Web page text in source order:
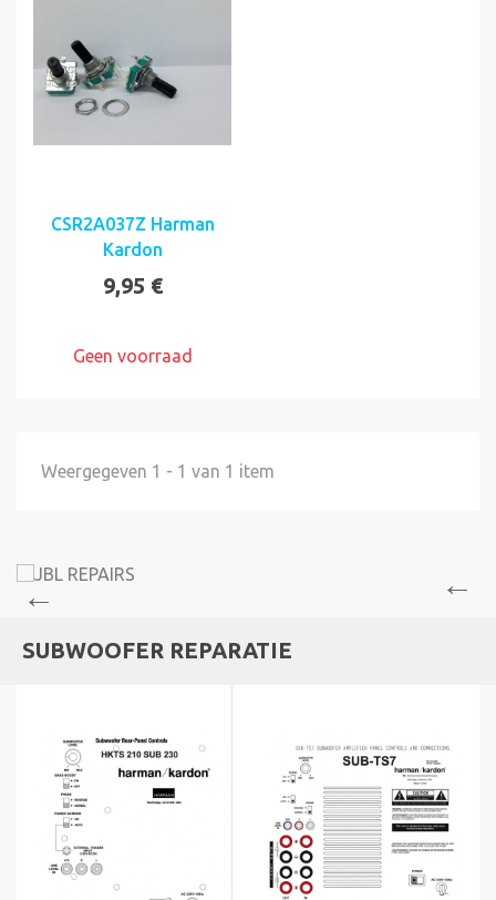
CSR2A037Z Harman
Kardon
9,95 €
Geen voorraad
Weergegeven 1 - 1 van 1 item
SUBWOOFER REPARATIE